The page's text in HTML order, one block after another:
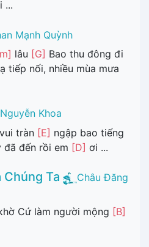
...
Mạnh Quỳnh
lâu [G] Bao thu đông đi
tiếp nối, nhiều mùa mưa
Nguyễn Khoa
tràn [E] ngập bao tiếng
đã đến rồi em [D] ơi ...
Chúng Ta
Châu Đăng
Cứ làm người mộng [B]